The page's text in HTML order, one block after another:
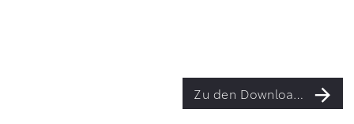
Zu den Downloads